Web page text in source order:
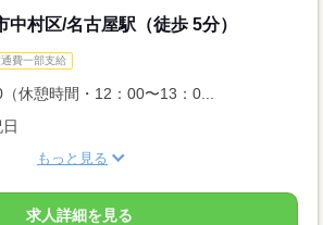
中村区/名古屋駅（徒歩 5分）
費一部支給
休憩時間・12：00〜13：0...
もっと見る
求人詳細を見る